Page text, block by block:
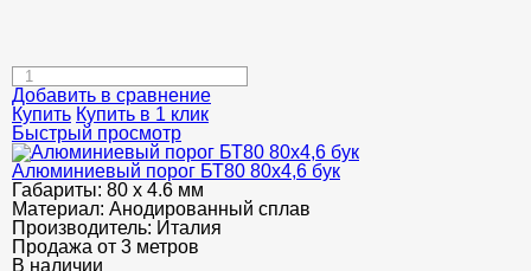
Добавить в сравнение
Купить Купить в 1 клик
Быстрый просмотр
Алюминиевый порог БТ80 80х4,6 бук
Габариты: 80 х 4.6 мм
Материал: Анодированный сплав
Производитель: Италия
Продажа от 3 метров
В наличии